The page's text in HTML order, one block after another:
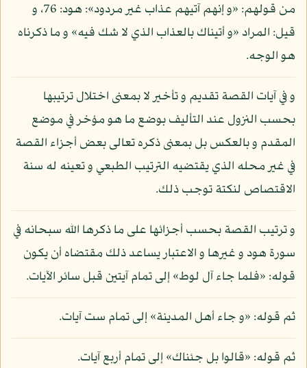
من قولهم: «و إنهم آتيهم عذاب غير مردود»: هود: 76، و
قيل: المراد «و أتيناك بالعذاب الذي لا شك فيه» و ما ذكرناه
هو الوجه.
و في آيات القصة تقديم و تأخير لا بمعنى اختلال ترتيبها
بحسب النزول عند التأليف بوضع ما هو مؤخر في موضع
المقدم و بالعكس بل بمعنى ذكره تعالى بعض أجزاء القصة
في غير محله الذي يقتضيه الترتيب الطبعي و تعينه له سنة
الاقتصاص لنكتة توجب ذلك.
و ترتيب القصة بحسب أجزائها على ما ذكرها الله سبحانه في
سورة هود و غيرها و الاعتبار يساعد ذلك مقتضاه أن يكون
قوله: «فلما جاء آل لوط» إلى تمام آيتين قبل سائر الآيات.
ثم قوله: «و جاء أهل المدينة» إلى تمام ست آيات.
ثم قوله: «قالوا بل جئناك» إلى تمام أربع آيات.